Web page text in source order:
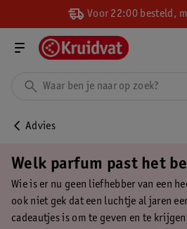
Voor 22:00 besteld,
Advies
Welk parfum past het
Wie is er nu geen liefhebber van een
ook niet gek dat een luchtje al jaren
cadeautjes is om te geven en te